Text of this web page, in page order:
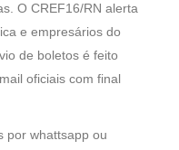
O CREF16/RN alerta
e empresários do
de boletos é feito
oficiais com final
por whattsapp ou